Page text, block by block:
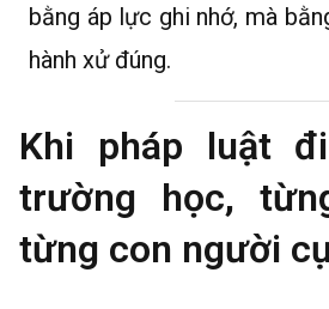
bằng áp lực ghi nhớ, mà
hành xử đúng.
Khi pháp luật
trường học,
từng con người